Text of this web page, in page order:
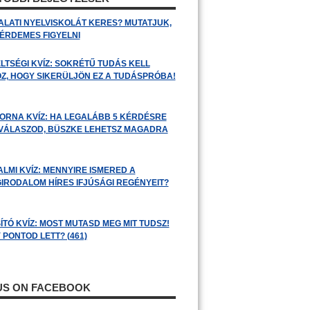
NYELVISKOLÁT KERES? MUTATJUK,
FIGYELNI
KVÍZ: SOKRÉTŰ TUDÁS KELL
HOGY SIKERÜLJÖN EZ A TUDÁSPRÓBA!
KVÍZ: HA LEGALÁBB 5 KÉRDÉSRE
BÜSZKE LEHETSZ MAGADRA
KVÍZ: MENNYIRE ISMERED A
HÍRES IFJÚSÁGI REGÉNYEIT?
KVÍZ: MOST MUTASD MEG MIT TUDSZ!
PONTOD LETT? (461)
ON FACEBOOK